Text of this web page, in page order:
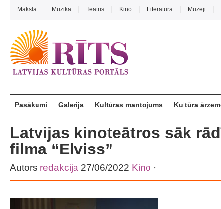
Māksla Mūzika Teātris Kino Literatūra Muzeji
Pasākumi Galerija Kultūras mantojums Kultūra
Latvijas kinoteātros sāk
filma “Elviss”
Autors redakcija 27/06/2022 Kino ·